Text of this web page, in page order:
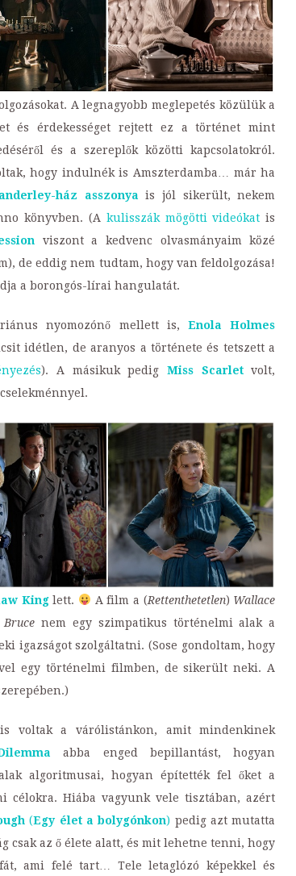
A legnagyobb meglepetés közülük a
és érdekességet rejtett ez a történet mint
és a szereplők közötti kapcsolatokról.
hogy indulnék is Amszterdamba… már ha
ház asszonya is jól sikerült, nekem
könyvben. (A kulisszák mögötti videókat is
viszont a kedvenc olvasmányaim közé
de eddig nem tudtam, hogy van feldolgozása!
a borongós-lírai hangulatát.
nyomozónő mellett is, Enola Holmes
idétlen, de aranyos a története és tetszett a
). A másikuk pedig Miss Scarletvolt,
Kinglett. A film a (Rettenthetetlen) Wallace
nem egy szimpatikus történelmi alak a
igazságot szolgáltatni. (Sose gondoltam, hogy
egy történelmi filmben, de sikerült neki. A
voltak a várólistánkon, amit mindenkinek
abba enged bepillantást, hogyan
algoritmusai, hogyan építették fel őket a
célokra. Hiába vagyunk vele tisztában, azért
(Egy élet a bolygónkon) pedig azt mutatta
csak az ő élete alatt, és mit lehetne tenni, hogy
ami felé tart… Tele letaglózó képekkel és